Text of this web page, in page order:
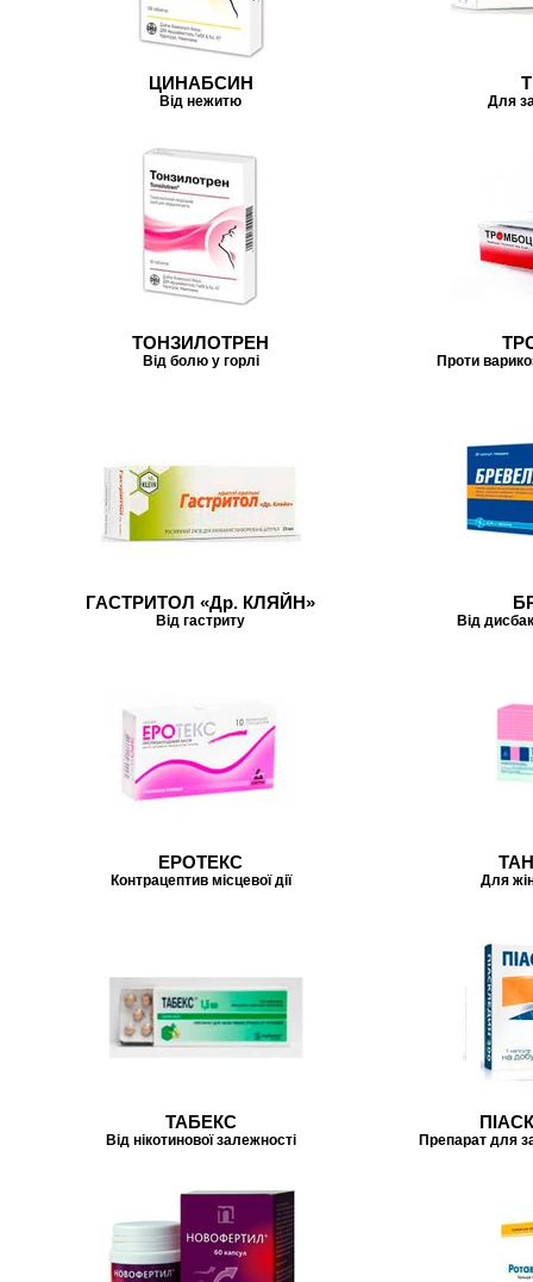
ЦИНАБСИН
Від нежитю Для
ТОНЗИЛОТРЕН
Від болю у горлі Проти
ГАСТРИТОЛ «Др. КЛЯЙН»
Від гастриту Від
ЕРОТЕКС
Контрацептив місцевої дії Для
ТАБЕКС
Від нікотинової залежності Препарат для